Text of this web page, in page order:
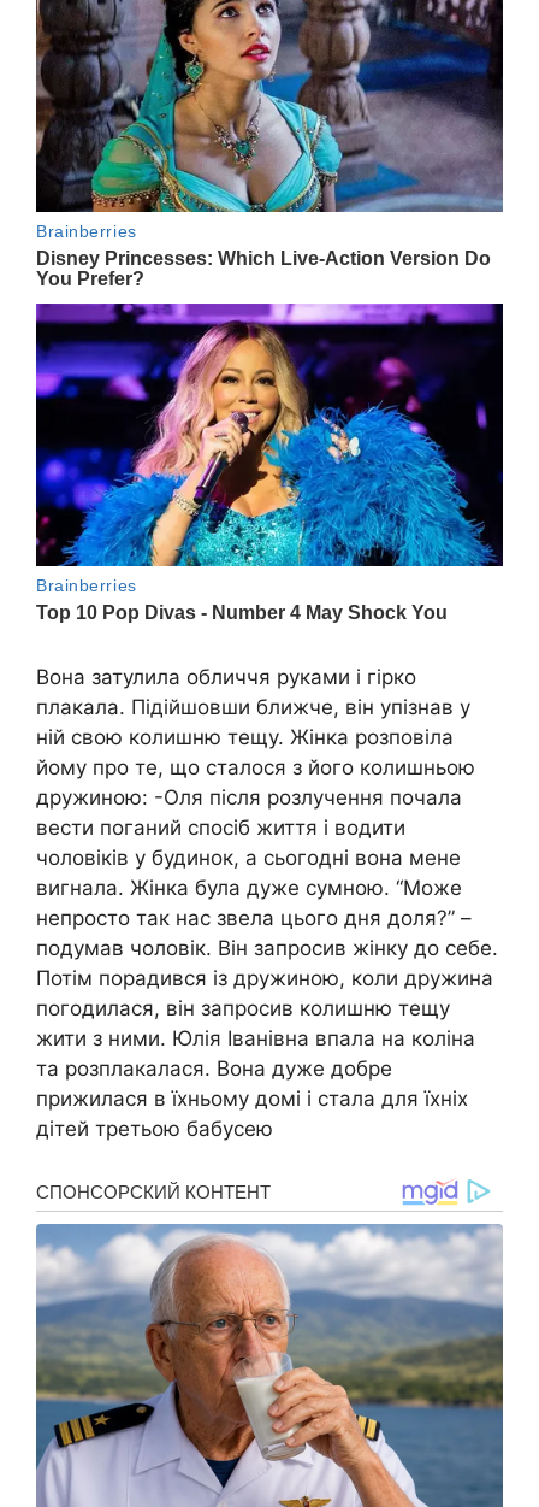
Вона затулила обличчя руками і гірко
плакала. Підійшовши ближче, він упізнав у
ній свою колишню тещу. Жінка розповіла
йому про те, що сталося з його колишньою
дружиною: -Оля після розлучення почала
вести поганий спосіб життя і водити
чоловіків у будинок, а сьогодні вона мене
вигнала. Жінка була дуже сумною. “Може
непросто так нас звела цього дня доля?” –
подумав чоловік. Він запросив жінку до себе.
Потім порадився із дружиною, коли дружина
погодилася, він запросив колишню тещу
жити з ними. Юлія Іванівна впала на коліна
та розплакалася. Вона дуже добре
прижилася в їхньому домі і стала для їхніх
дітей третьою бабусею